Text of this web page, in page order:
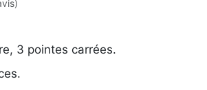
3 pointes carrées.